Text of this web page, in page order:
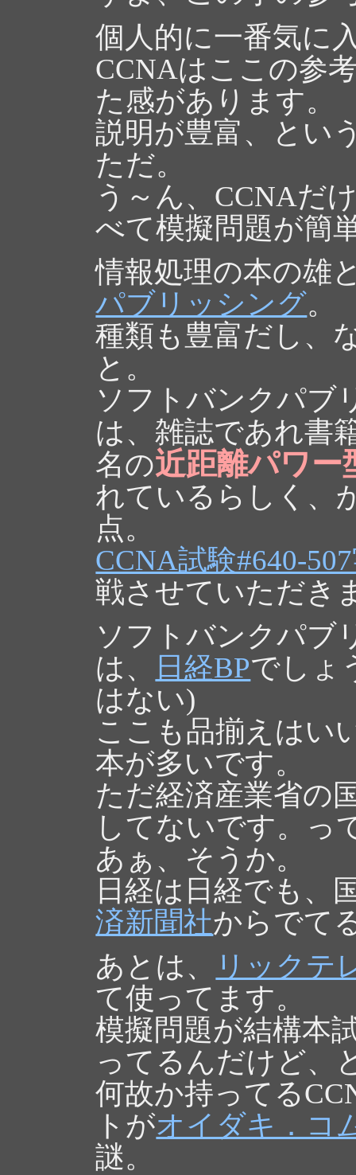
個人的に一番気に
CCNAはここの参
た感があります。
説明が豊富、とい
ただ。
う～ん、CCNAだ
べて模擬問題が簡
情報処理の本の雄
パブリッシング。
種類も豊富だし、
と。
ソフトバンクパブ
は、雑誌であれ書
名の近距離パワー
れているらしく、
点。
CCNA試験#640-
戦させていただき
ソフトバンクパブ
は、
日経BPでしょ
はない)
ここも品揃えはい
本が多いです。
ただ経済産業省の
してないです。っ
あぁ、そうか。
日経は日経でも、
済新聞社からでて
あとは、
リックテ
て使ってます。
模擬問題が結構本
ってるんだけど、
何故か持ってる
トがオイダキ．コ
謎。